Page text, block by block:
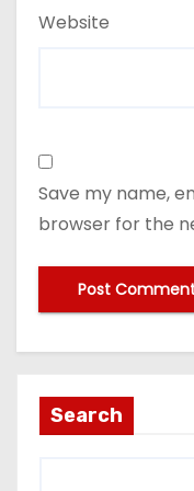
Website
Save my name,
browser for the
Search